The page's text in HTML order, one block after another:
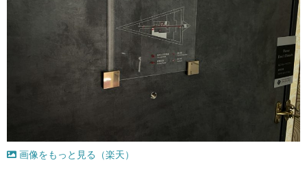
画像をもっと見る（楽天）